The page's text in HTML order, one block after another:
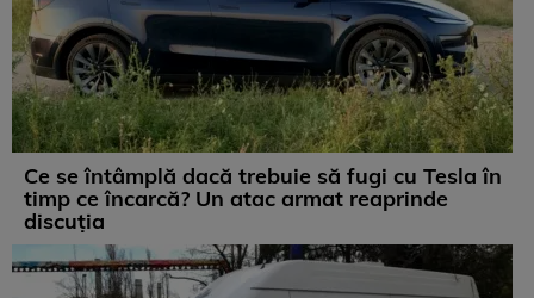
Ce se întâmplă dacă trebuie să fugi cu Tesla în
timp ce încarcă? Un atac armat reaprinde
discuția